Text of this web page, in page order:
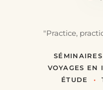
"Practice,
SÉMINAIRES
VOYAGES EN
ÉTUDE
•